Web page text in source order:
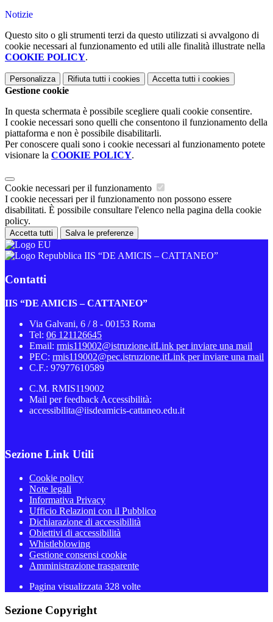
Notizie
Questo sito o gli strumenti terzi da questo utilizzati si avvalgono di
cookie necessari al funzionamento ed utili alle finalità illustrate nella
COOKIE POLICY.
Personalizza Rifiuta tutti i cookies Accetta tutti i cookies
Gestione cookie
In questa schermata è possibile scegliere quali cookie consentire.
I cookie necessari sono quelli che consentono il funzionamento della
piattaforma e non è possibile disabilitarli.
Per conoscere quali sono i cookie necessari al funzionamento potete
visionare la COOKIE POLICY.
Cookie necessari per il funzionamento
I cookie necessari per il funzionamento non possono essere
disabilitati. È possibile consultare l'elenco nella pagina della cookie
policy.
Accetta tutti Salva le preferenze
IIS “DE AMICIS – CATTANEO”
Contatti
IIS “DE AMICIS – CATTANEO”
Via Galvani, 6 / 8 - 00153 Roma
Tel: 06 121126645
Email: rmis119002@istruzione.itLink per inviare una mail
PEC: rmis119002@pec.istruzione.itLink per inviare una mail
C.F.: 97977610589
C.M. RMIS119002
Mail per feedback Accessibilità:
accessibilita@iisdeamicis-cattaneo.edu.it
Sezione Link Utili
Cookie policy
Note legali
Informativa Privacy
Ufficio Relazioni con il Pubblico
Dichiarazione di accessibilità
Obiettivi di accessibilità
Whistleblowing
Gestione consensi cookie
Amministrazione trasparente
Pagina visualizzata 328 volte
Sezione Copyright